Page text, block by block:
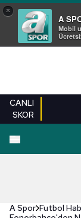
×
A
Mobil
CANLI
SKOR
A Spor Futbol